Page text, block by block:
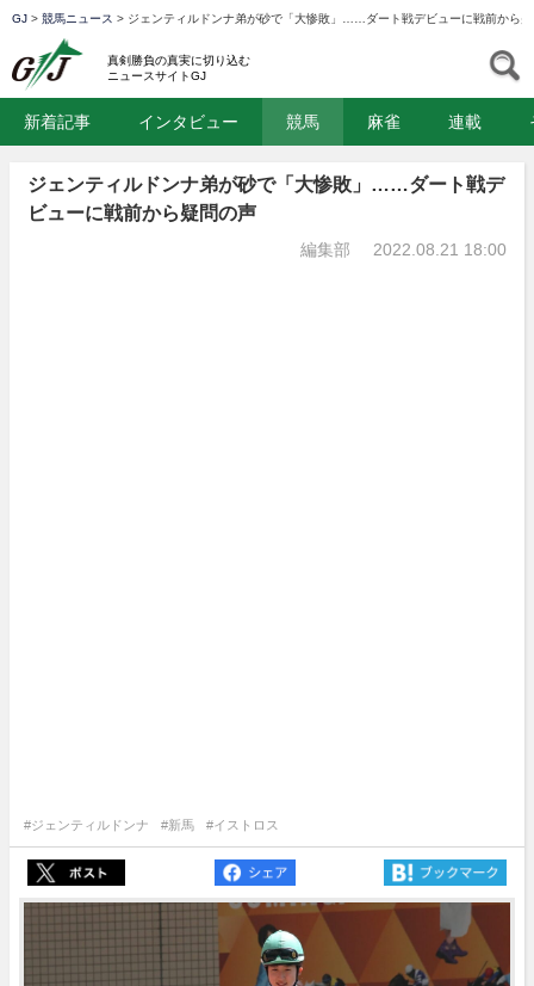
GJ > 競馬ニュース > ジェンティルドンナ弟が砂で「大惨敗」……ダート戦デビューに戦前から
真剣勝負の真実に切り込む
ニュースサイトGJ
新着記事 インタビュー 競馬 麻雀 連載
ジェンティルドンナ弟が砂で「大惨敗」……ダート戦デ
ビューに戦前から疑問の声
編集部 2022.08.21 18:00
#ジェンティルドンナ #新馬 #イストロス